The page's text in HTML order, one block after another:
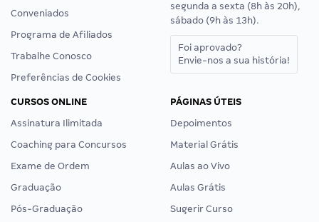
Conveniados
Programa de Afiliados
Trabalhe Conosco
Preferências de Cookies
segunda a sexta (8h às 20h),
sábado (9h às 13h).
Foi aprovado?
Envie-nos a sua história!
CURSOS ONLINE
Assinatura Ilimitada
Coaching para Concursos
Exame de Ordem
Graduação
Pós-Graduação
PÁGINAS ÚTEIS
Depoimentos
Material Grátis
Aulas ao Vivo
Aulas Grátis
Sugerir Curso